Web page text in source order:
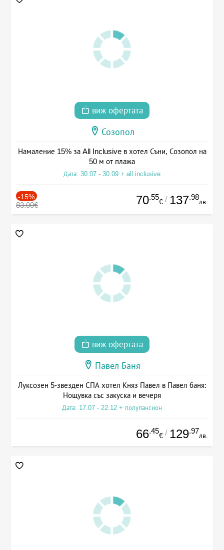
виж офертата
Созопол
Намаление 15% за All Inclusive в хотел Съни, Созопол на
50 м от плажа
Дата: 30.07 - 30.09 + all inclusive
-15%
83.00€ 70.55
€ / 137.98
лв.
виж офертата
Павел Баня
Луксозен 5-звезден СПА хотел Княз Павел в Павел баня:
Нощувка със закуска и вечеря
Дата: 17.07 - 22.12 + полупансион
66.45
€ / 129.97
лв.